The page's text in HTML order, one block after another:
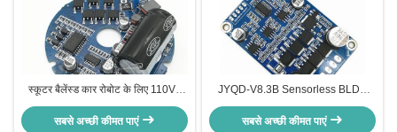
स्कूटर बैलेंस्ड कार रोबोट के लिए 110V /
220V AC इनपुट सेंसरलेस BLDC मोटर
ड्राइवर
सबसे अच्छी कीमत पाएं
JYQD-V8.3B Sensorless BLDC
मोटर चालक PWM आवृत्ति 1-20KHZ
ड्यूटी साइकिल 0-100%
सबसे अच्छी कीमत पाएं